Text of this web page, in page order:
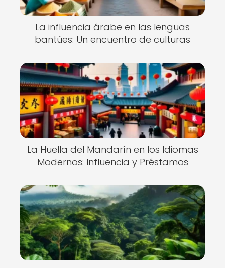
La influencia árabe en las lenguas
bantúes: Un encuentro de culturas
La Huella del Mandarín en los Idiomas
Modernos: Influencia y Préstamos